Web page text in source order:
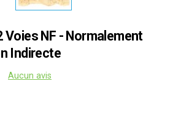
Voies NF - Normalement
Indirecte
Aucun avis